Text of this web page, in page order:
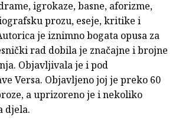
igrokaze, basne, aforizme,
prozu, eseje, kritike i
je iznimno bogata opusa za
rad dobila je značajne i brojne
Objavljivala je i pod
Versa. Objavljeno joj je preko 60
a uprizoreno je i nekoliko
djela.